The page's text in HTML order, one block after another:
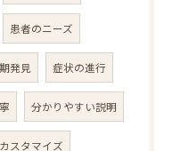
患者のニーズ
発見 症状の進行
分かりやすい説明
カスタマイズ